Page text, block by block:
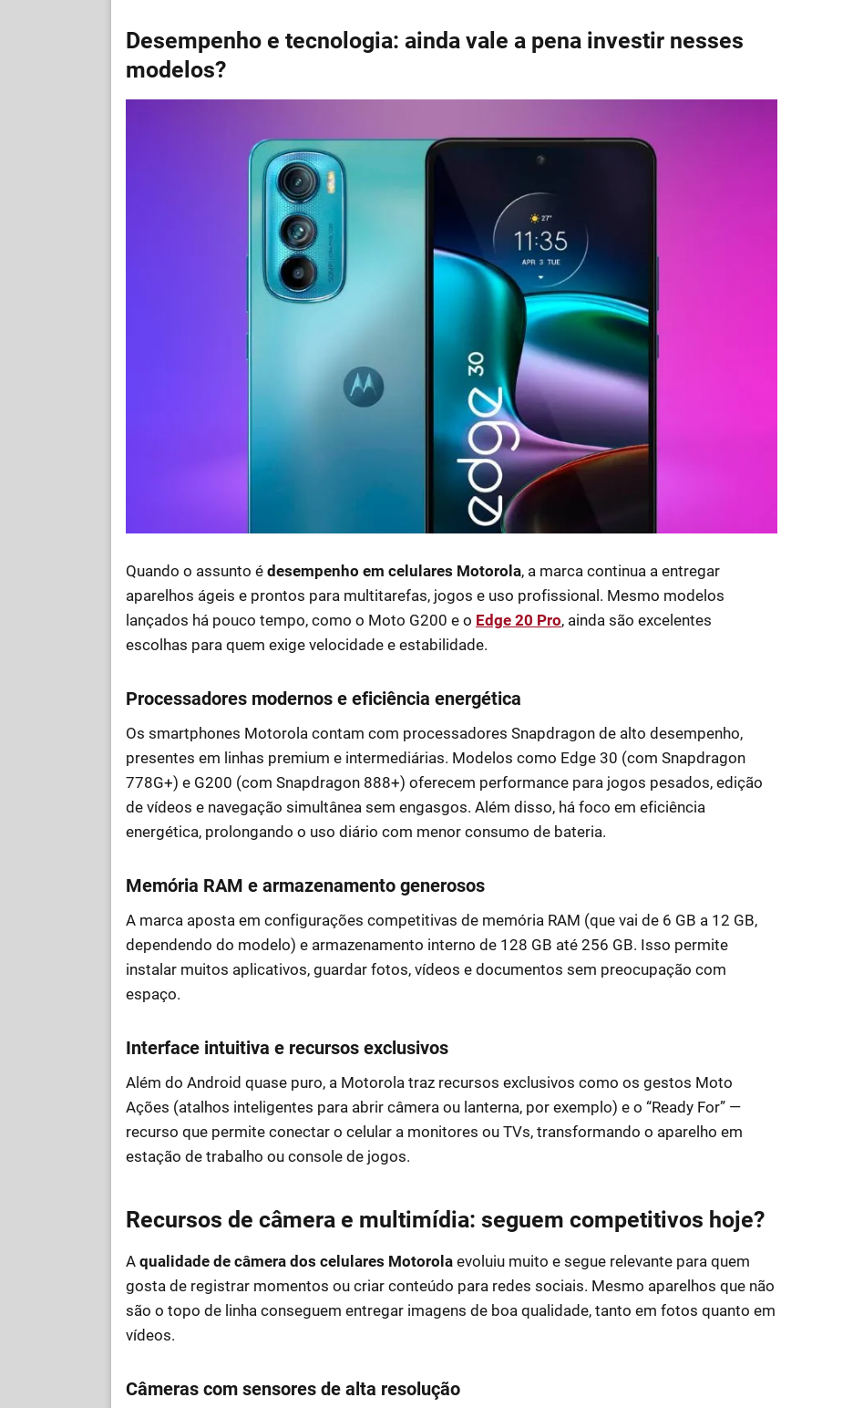
Desempenho e tecnologia: ainda vale a pena investir nesses
modelos?
Quando o assunto é desempenho em celulares Motorola, a marca continua a entregar
aparelhos ágeis e prontos para multitarefas, jogos e uso profissional. Mesmo modelos
lançados há pouco tempo, como o Moto G200 e o Edge 20 Pro, ainda são excelentes
escolhas para quem exige velocidade e estabilidade.
Processadores modernos e eficiência energética
Os smartphones Motorola contam com processadores Snapdragon de alto desempenho,
presentes em linhas premium e intermediárias. Modelos como Edge 30 (com Snapdragon
778G+) e G200 (com Snapdragon 888+) oferecem performance para jogos pesados, edição
de vídeos e navegação simultânea sem engasgos. Além disso, há foco em eficiência
energética, prolongando o uso diário com menor consumo de bateria.
Memória RAM e armazenamento generosos
A marca aposta em configurações competitivas de memória RAM (que vai de 6 GB a 12 GB,
dependendo do modelo) e armazenamento interno de 128 GB até 256 GB. Isso permite
instalar muitos aplicativos, guardar fotos, vídeos e documentos sem preocupação com
espaço.
Interface intuitiva e recursos exclusivos
Além do Android quase puro, a Motorola traz recursos exclusivos como os gestos Moto
Ações (atalhos inteligentes para abrir câmera ou lanterna, por exemplo) e o “Ready For” —
recurso que permite conectar o celular a monitores ou TVs, transformando o aparelho em
estação de trabalho ou console de jogos.
Recursos de câmera e multimídia: seguem competitivos hoje?
A qualidade de câmera dos celulares Motorola evoluiu muito e segue relevante para quem
gosta de registrar momentos ou criar conteúdo para redes sociais. Mesmo aparelhos que não
são o topo de linha conseguem entregar imagens de boa qualidade, tanto em fotos quanto em
vídeos.
Câmeras com sensores de alta resolução